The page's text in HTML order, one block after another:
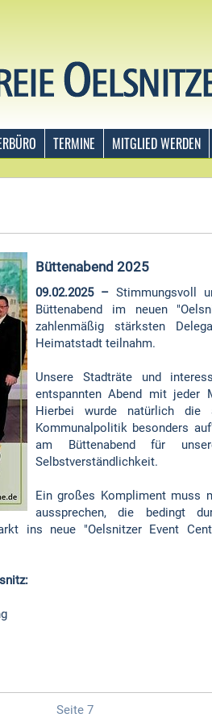
TERMINE MITGLIED WERDEN
Büttenabend 2025
09.02.2025 – Stimmungsvoll
Büttenabend im neuen
zahlenmäßig stärksten
Heimatstadt teilnahm.
Unsere Stadträte und
entspannten Abend mit jeder
Hierbei wurde natürlich die
Kommunalpolitik besonders
am Büttenabend für
Selbstverständlichkeit.
Ein großes Kompliment muss
aussprechen, die bedingt
ins neue "Oelsnitzer Event
Seite 7